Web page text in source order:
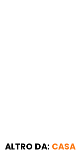
ALTRO DA: CASA